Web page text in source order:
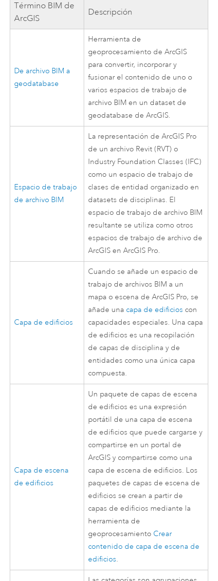
Término BIM de
ArcGIS
Descripción
De archivo BIM a
geodatabase
Herramienta de
geoprocesamiento de ArcGIS
para convertir, incorporar y
fusionar el contenido de uno o
varios espacios de trabajo de
archivo BIM en un dataset de
geodatabase de ArcGIS.
Espacio de trabajo
de archivo BIM
La representación deArcGIS Pro
de un archivo Revit (RVT) o
Industry Foundation Classes (IFC)
como un espacio de trabajo de
clases de entidad organizado en
datasets de disciplinas. El
espacio de trabajo de archivo BIM
resultante se utiliza como otros
espacios de trabajo de archivo de
ArcGIS enArcGIS Pro.
Capa de edificios
Cuando se añade un espacio de
trabajo de archivos BIM a un
mapa o escena deArcGIS Pro, se
añade una capa de edificios con
capacidades especiales. Una capa
de edificios es una recopilación
de capas de disciplina y de
entidades como una única capa
compuesta.
Capa de escena
de edificios
Un paquete de capas de escena
de edificios es una expresión
portátil de una capa de escena
de edificios que puede cargarse y
compartirse en un portal de
ArcGIS y compartirse como una
capa de escena de edificios. Los
paquetes de capas de escena de
edificios se crean a partir de
capas de edificios mediante la
herramienta de
geoprocesamiento Crear
contenido de capa de escena de
edificios.